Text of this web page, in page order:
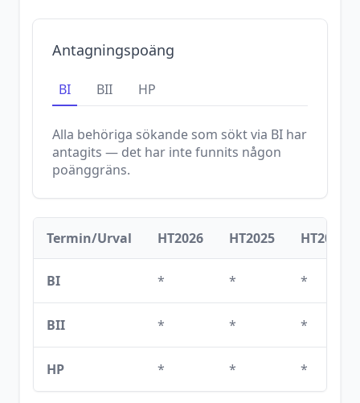
Antagningspoäng
BI BII HP
Alla behöriga sökande som sökt via BI har
antagits — det har inte funnits någon
poänggräns.
Termin/Urval HT2026 HT2025 HT2024
BI * * *
BII * * *
HP * * *